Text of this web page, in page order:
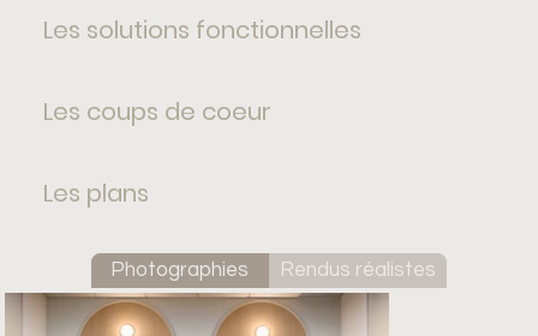
Les solutions fonctionnelles
Les coups de coeur
Les plans
Photographies Rendus réalistes